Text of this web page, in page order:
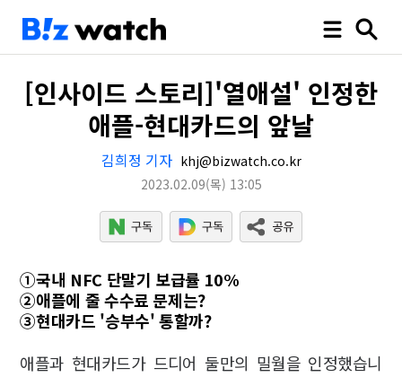
[인사이드 스토리]'열애설' 인정한
애플-현대카드의 앞날
김희정 기자 khj@bizwatch.co.kr
2023.02.09(목) 13:05
①국내 NFC 단말기 보급률 10%
②애플에 줄 수수료 문제는?
③현대카드 '승부수' 통할까?
애플과 현대카드가 드디어 둘만의 밀월을 인정했습니